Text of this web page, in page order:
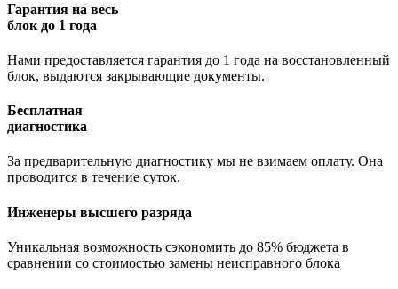
Гарантия на весь
блок до 1 года
Нами предоставляется гарантия до 1 года на восстановленный
блок, выдаются закрывающие документы.
Бесплатная
диагностика
За предварительную диагностику мы не взимаем оплату. Она
проводится в течение суток.
Инженеры высшего разряда
Уникальная возможность сэкономить до 85% бюджета в
сравнении со стоимостью замены неисправного блока